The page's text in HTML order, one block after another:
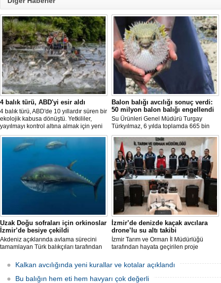
4 balık türü, ABD'yi esir aldı
4 balık türü, ABD'de 10 yıllardır süren bir
ekolojik kabusa dönüştü. Yetkililer,
yayılmayı kontrol altına almak için yeni
projeler geliştirirken, uzmanlar
tamamen yok edilmenin imkansız
olduğunu belirtiyor.
Balon balığı avcılığı sonuç verdi:
50 milyon balon balığı engellendi
Su Ürünleri Genel Müdürü Turgay
Türkyılmaz, 6 yılda toplamda 665 bin
balon balığının ekosistemden
uzaklaştırıldığını belirterek, "Balon balığı
avcılığı sayesinde, yaklaşık 50 milyon
yeni balon balığının ekosisteme
katılması önlendi." dedi.
Uzak Doğu sofraları için orkinoslar
İzmir’de besiye çekildi
Akdeniz açıklarında avlama sürecini
tamamlayan Türk balıkçıları tarafından
orkinoslar, Uzak Doğu ülkelerine ihraç
edilmek için özenle bakılıyor.
İzmir’de denizde kaçak avcılara
drone’lu su altı takibi
İzmir Tarım ve Orman İl Müdürlüğü
tarafından hayata geçirilen proje
faaliyetleri anlık olarak tespit edebilen
hava ve su altı dronları sahada aktif
olarak kullanılmaya başlandı.
Kalkan avcılığında yeni kurallar ve kotalar açıklandı
Bu balığın hem eti hem havyarı çok değerli